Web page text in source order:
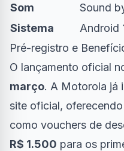
Som
Sound
Sistema
Android
Pré-registro e
O lançamento oficial
março. A Motorola já
site oficial,
como vouchers de
R$ 1.500 para os